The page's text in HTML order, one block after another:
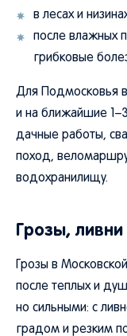
в лесах и
после влажных
грибковые
Для Подмосковья
и на ближайшие
дачные работы,
поход,
водохранилищу.
Грозы,
Грозы в
после теплых и
но сильными: с
градом и резким